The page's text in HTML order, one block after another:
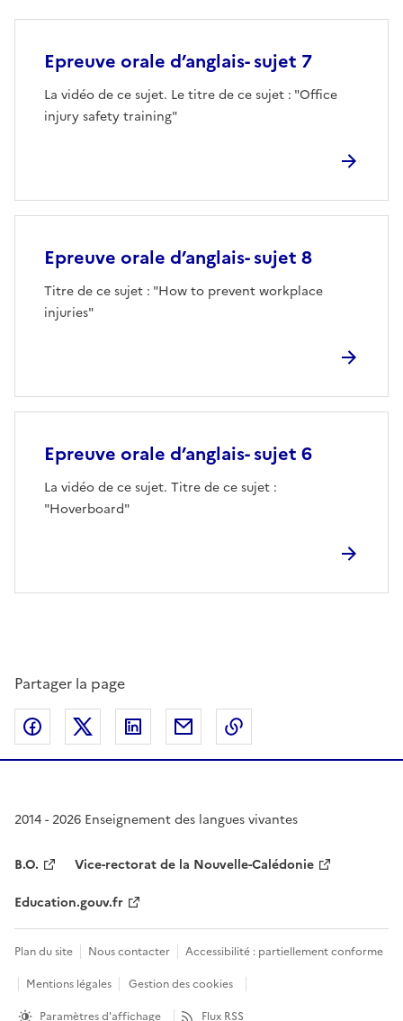
Epreuve orale d’anglais- sujet 7
La vidéo de ce sujet. Le titre de ce sujet : "Office
injury safety training"
Epreuve orale d’anglais- sujet 8
Titre de ce sujet : "How to prevent workplace
injuries"
Epreuve orale d’anglais- sujet 6
La vidéo de ce sujet. Titre de ce sujet :
"Hoverboard"
Partager la page
Partager sur Facebook
Partager sur Twitter
Partager sur LinkedIn
Partager par email
2014 - 2026 Enseignement des langues vivantes
B.O.
Vice-rectorat de la Nouvelle-Calédonie
Education.gouv.fr
Plan du site Nous contacter
Accessibilité : partiellement conforme
Mentions légales
Gestion des cookies
Paramètres d'affichage
Flux RSS